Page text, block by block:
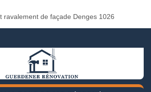
ravalement de façade Denges 1026